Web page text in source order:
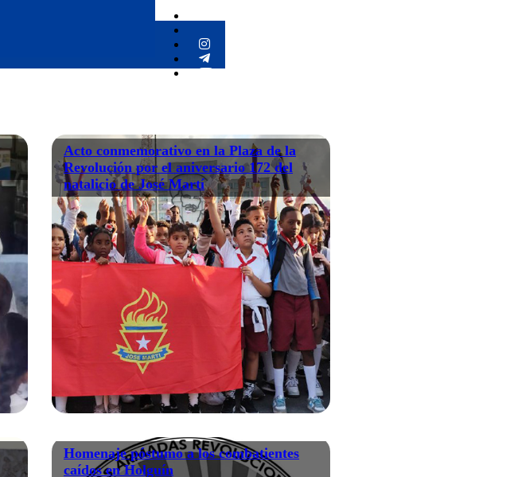
Acto conmemorativo en la Plaza de la
Revolución por el aniversario 172 del
natalicio de José Martí
Homenaje póstumo a los combatientes
caídos en Holguín